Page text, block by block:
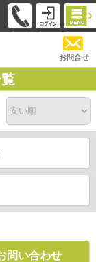
お問合せ
問い合わせ